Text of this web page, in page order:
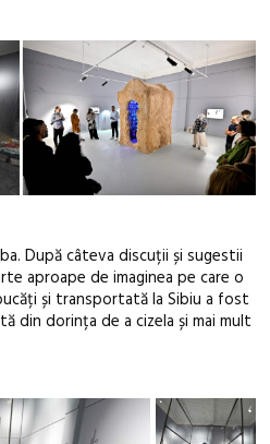
După câteva discuții și sugestii
aproape de imaginea pe care o
și transportată la Sibiu a fost
din dorința de a cizela și mai mult